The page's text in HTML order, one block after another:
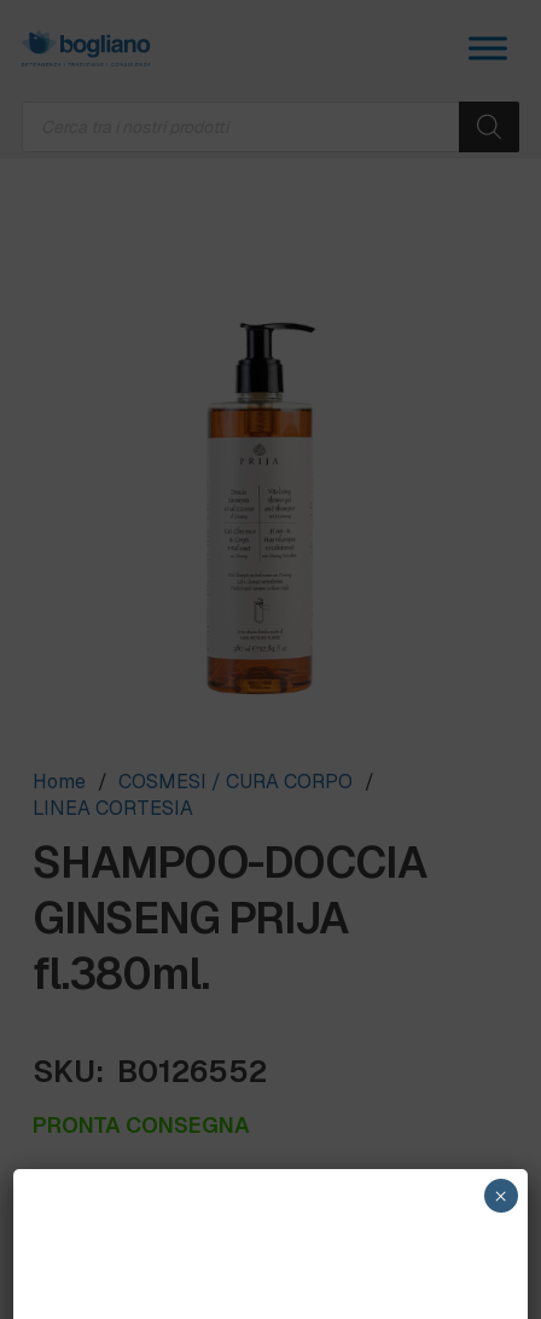
Home / COSMESI / CURA CORPO /
LINEA CORTESIA
SHAMPOO-DOCCIA
GINSENG PRIJA
fl.380ml.
SKU: B0126552
PRONTA CONSEGNA
×